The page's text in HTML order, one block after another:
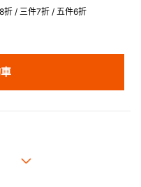
折 / 三件7折 / 五件6折
，耐熱程度高達260℃。